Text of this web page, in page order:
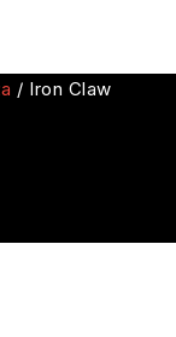
/ Iron Claw